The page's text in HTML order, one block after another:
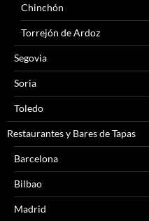
Chinchón
Torrejón de Ardoz
Segovia
Soria
Toledo
Restaurantes y Bares de Tapas
Barcelona
Bilbao
Madrid